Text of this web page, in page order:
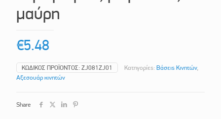
μαύρη
€5.48
ΚΩΔΙΚΌΣ ΠΡΟΪΌΝΤΟΣ: ZJ081ZJ01 Κατηγορίες: Βάσεις Κινητών,
Αξεσουάρ κινητών
Share